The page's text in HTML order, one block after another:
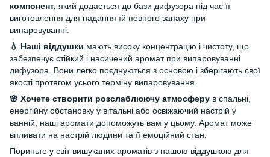
компонент, який додається до бази дифузора під час її
виготовлення для надання їй певного запаху при
випаровуванні.
💧 Наші віддушки мають високу концентрацію і чистоту, що
забезпечує стійкий і насичений аромат при випаровуванні
дифузора. Вони легко поєднуються з основою і зберігають свої
якості протягом усього терміну випаровування.
🌸 Хочете створити розслаблюючу атмосферу в спальні,
енергійну обстановку у вітальні або освіжаючий настрій у
ванній, наші аромати допоможуть вам у цьому. Аромат може
впливати на настрій людини та її емоційний стан.
Пориньте у світ вишуканих ароматів з нашою віддушкою для